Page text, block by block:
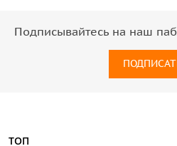
Подписывайтесь на наш
ТОП